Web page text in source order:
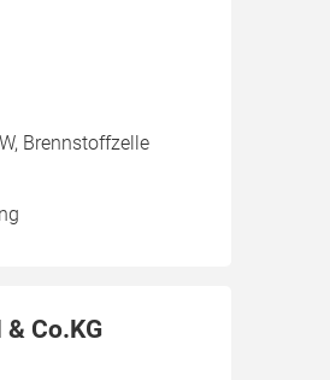
Brennstoffzelle
Co.KG